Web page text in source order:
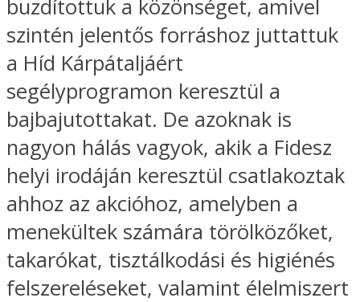
buzdítottuk a közönséget, amivel
szintén jelentős forráshoz juttattuk
a Híd Kárpátaljáért
segélyprogramon keresztül a
bajbajutottakat. De azoknak is
nagyon hálás vagyok, akik a Fidesz
helyi irodáján keresztül csatlakoztak
ahhoz az akcióhoz, amelyben a
menekültek számára törölközőket,
takarókat, tisztálkodási és higiénés
felszereléseket, valamint élelmiszert